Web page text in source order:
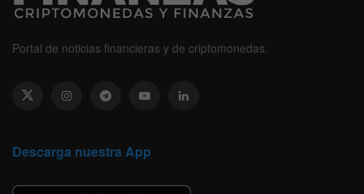
Portal de noticias financieras y de criptomonedas.
Descarga nuestra App